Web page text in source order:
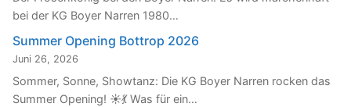
bei der KG Boyer Narren 1980…
Summer Opening Bottrop 2026
Juni 26, 2026
Sommer, Sonne, Showtanz: Die KG Boyer Narren rocken das
Summer Opening! ☀️💃 Was für ein…